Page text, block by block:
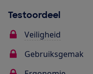
Testoordeel
Veiligheid
Gebruiksgemak